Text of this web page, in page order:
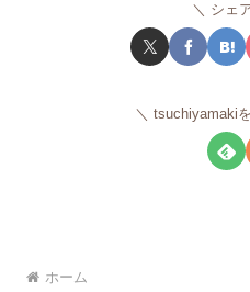
シェ
tsuchiyamaki
ホーム